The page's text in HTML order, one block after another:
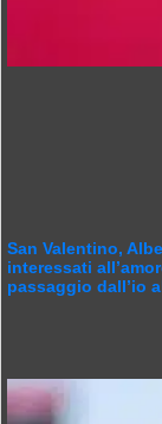
San Valentino,
interessati
passaggio dall’io